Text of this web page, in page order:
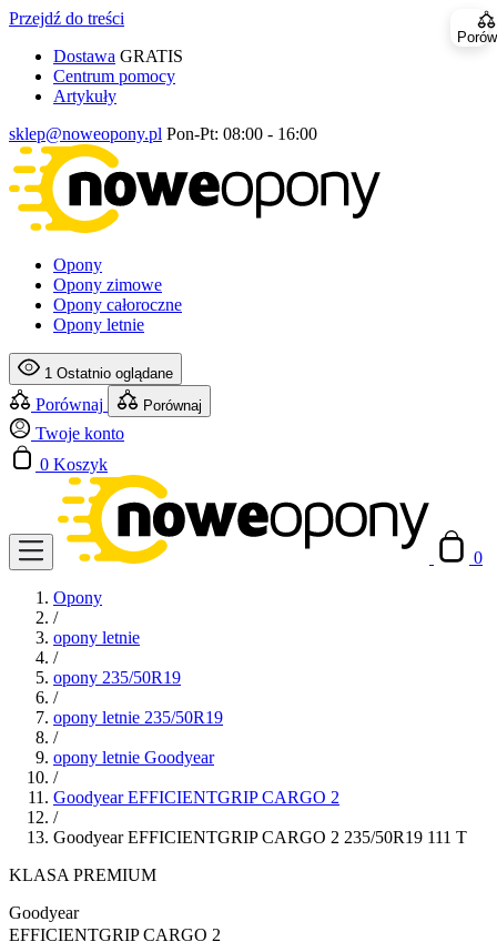
Przejdź do treści
Dostawa GRATIS
Centrum pomocy
Artykuły
sklep@noweopony.pl Pon-Pt: 08:00 - 16:00
Opony
Opony zimowe
Opony całoroczne
Opony letnie
1 Ostatnio oglądane
Porównaj Porównaj
Twoje konto
0 Koszyk
0
Opony
/
opony letnie
/
opony 235/50R19
/
opony letnie 235/50R19
/
opony letnie Goodyear
/
Goodyear EFFICIENTGRIP CARGO 2
/
Goodyear EFFICIENTGRIP CARGO 2 235/50R19 111 T
KLASA PREMIUM
Goodyear
EFFICIENTGRIP CARGO 2